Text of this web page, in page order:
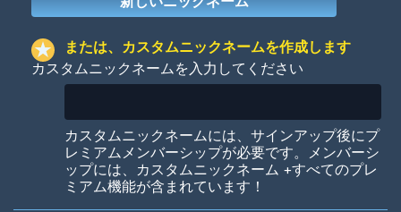
Colorful
または、カスタムニックネームを作成します
カスタムニックネームを入力してください
カスタムニックネームには、サインアップ後にプ
レミアムメンバーシップが必要です。メンバーシ
ップには、カスタムニックネーム +すべてのプレ
ミアム機能が含まれています！